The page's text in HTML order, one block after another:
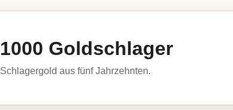
1000 Goldschlager
Schlagergold aus fünf Jahrzehnten.